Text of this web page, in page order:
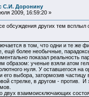
С.И. Доронину
2009, 16:59:20 »
обсуждения других тем всплыл
в том, что одни и те же
ещё более необычные,
показал реальность
образом: ученые взяли атом
нуля. У оставшегося на
выбора, затормозив
стрелке, в другом - против.
двух взаимоисключающих